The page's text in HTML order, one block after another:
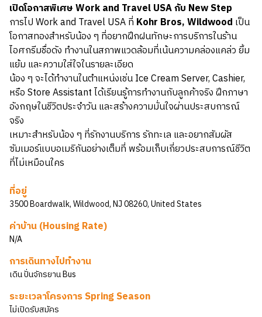
เปิดโอกาสพิเศษ Work and Travel USA กับ New Step
การไป Work and Travel USA ที่ Kohr Bros, Wildwood เป็น
โอกาสทองสำหรับน้อง ๆ ที่อยากฝึกฝนทักษะการบริการในร้าน
ไอศกรีมชื่อดัง ทำงานในสภาพแวดล้อมที่เน้นความคล่องแคล่ว ยิ้ม
แย้ม และความใส่ใจในรายละเอียด
น้อง ๆ จะได้ทำงานในตำแหน่งเช่น Ice Cream Server, Cashier,
หรือ Store Assistant ได้เรียนรู้การทำงานกับลูกค้าจริง ฝึกภาษา
อังกฤษในชีวิตประจำวัน และสร้างความมั่นใจผ่านประสบการณ์
จริง
เหมาะสำหรับน้อง ๆ ที่รักงานบริการ รักทะเล และอยากสัมผัส
ซัมเมอร์แบบอเมริกันอย่างเต็มที่ พร้อมเก็บเกี่ยวประสบการณ์ชีวิต
ที่ไม่เหมือนใคร
ที่อยู่
3500 Boardwalk, Wildwood, NJ 08260, United States
ค่าบ้าน (Housing Rate)
N/A
การเดินทางไปทำงาน
เดิน ปั่นจักรยาน Bus
ระยะเวลาโครงการ Spring Season
ไม่เปิดรับสมัคร